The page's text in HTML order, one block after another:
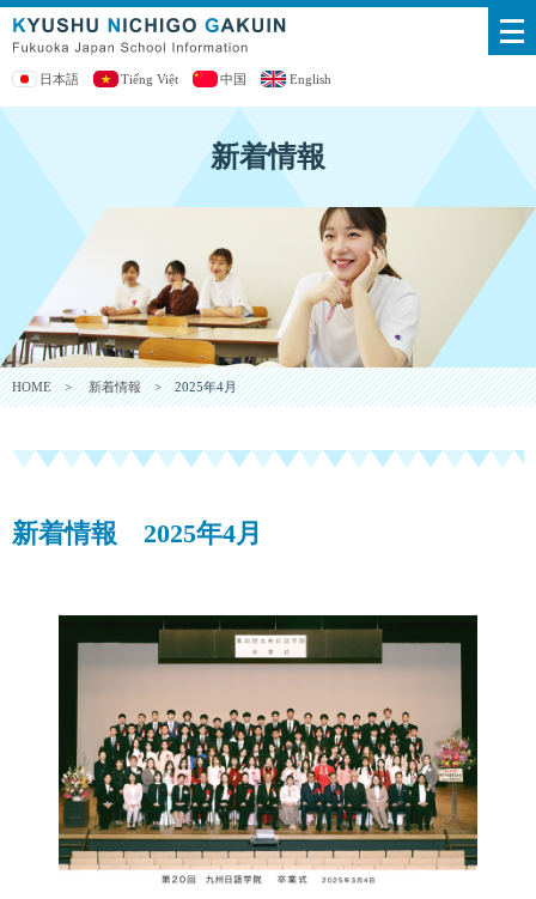
日本語 Tiếng Việt 中国 English
新着情報
HOME>新着情報> 2025年4月
新着情報 2025年4月